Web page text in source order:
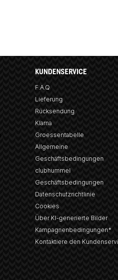
KUNDENSERVICE
F.A.Q
Lieferung
Rücksendung
Klarna
Groessentabelle
Allgemeine
Geschäftsbedingungen
clubhummel
Geschäftsbedingungen
Datenschutzrichtlinie
Cookies
Über KI-generierte Bilder
Kampagnenbedingungen*
Kontaktiere den